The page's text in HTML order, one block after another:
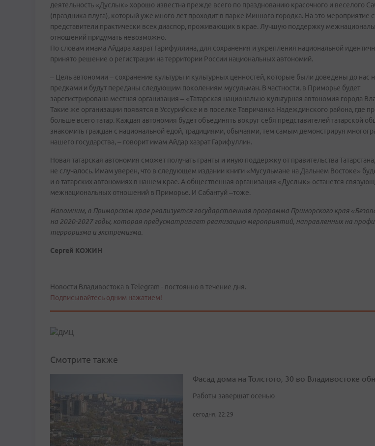
деятельность «Дуслык» хорошо известна прежде всего по празднованию красочного и веселого
(праздника плуга), который уже много лет проходит в парке Минного городка. На это мероприятие
представители практически всех диаспор, проживающих в крае. Лучшую поддержку
отношений придумать невозможно.
По словам имама Айдара хазрат Гарифуллина, для сохранения и укрепления национальной
принято решение о регистрации на территории России национальных автономий.
– Цель автономии – сохранение культуры и культурных ценностей, которые были доведены до нас
предками и будут переданы следующим поколениям мусульман. В частности, в Приморье будет
зарегистрирована местная организация – «Татарская национально-культурная автономия города
Такие же организации появятся в Уссурийске и в поселке Тавричанка Надеждинского района, где
больше всего татар. Каждая автономия будет объединять вокруг себя представителей татарской
знакомить граждан с национальной едой, традициями, обычаями, тем самым демонстрируя
нашего государства, – говорит имам Айдар хазрат Гарифуллин.
Новая татарская автономия сможет получать гранты и иную поддержку от правительства
не случалось. Имам уверен, что в следующем издании книги «Мусульмане на Дальнем Востоке»
и о татарских автономиях в нашем крае. А общественная организация «Дуслык» останется
межнациональных отношений в Приморье. И Сабантуй –тоже.
Напомним, в Приморском крае реализуется государственная программа Приморского края
на 2020-2027 годы, которая предусматривает реализацию мероприятий, направленных на
терроризма и экстремизма.
Сергей КОЖИН
Новости Владивостока в Telegram - постоянно в течение дня.
Подписывайтесь одним нажатием!
Смотрите также
Фасад дома на Толстого, 30 во Владивостоке
Работы завершат осенью
сегодня, 22:29